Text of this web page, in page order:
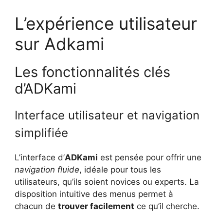
L’expérience utilisateur
sur Adkami
Les fonctionnalités clés
d’ADKami
Interface utilisateur et navigation
simplifiée
L’interface d’ADKami est pensée pour offrir une
navigation fluide, idéale pour tous les
utilisateurs, qu’ils soient novices ou experts. La
disposition intuitive des menus permet à
chacun de trouver facilement ce qu’il cherche.